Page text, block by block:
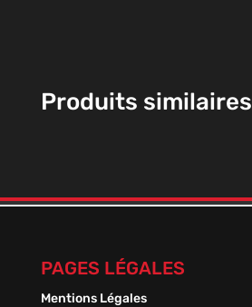
Produits similaires
PAGES LÉGALES
Mentions Légales